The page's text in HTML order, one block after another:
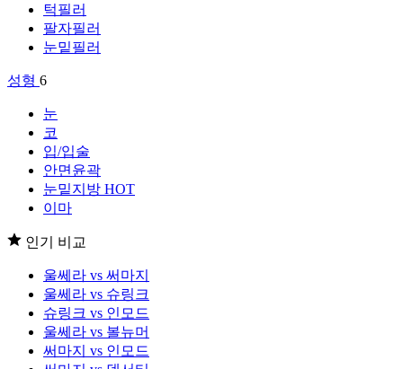
턱필러
팔자필러
눈밑필러
성형 6
눈
코
입/입술
안면윤곽
눈밑지방 HOT
이마
인기 비교
울쎄라 vs 써마지
울쎄라 vs 슈링크
슈링크 vs 인모드
울쎄라 vs 볼뉴머
써마지 vs 인모드